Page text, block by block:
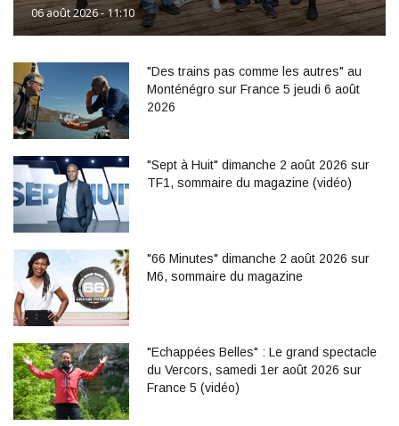
06 août 2026 - 11:10
"Des trains pas comme les autres" au
Monténégro sur France 5 jeudi 6 août
2026
"Sept à Huit" dimanche 2 août 2026 sur
TF1, sommaire du magazine (vidéo)
"66 Minutes" dimanche 2 août 2026 sur
M6, sommaire du magazine
"Echappées Belles" : Le grand spectacle
du Vercors, samedi 1er août 2026 sur
France 5 (vidéo)